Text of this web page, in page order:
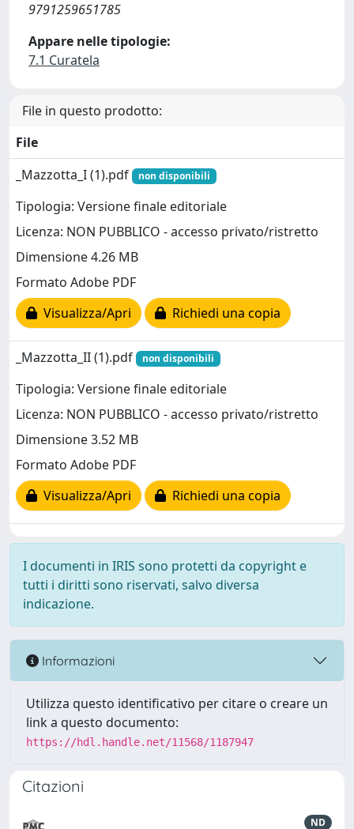
9791259651785
Appare nelle tipologie:
7.1 Curatela
File in questo prodotto:
File
_Mazzotta_I (1).pdf
non disponibili
Tipologia: Versione finale editoriale
Licenza: NON PUBBLICO - accesso privato/ristretto
Dimensione 4.26 MB
Formato Adobe PDF
Visualizza/Apri
Richiedi una copia
_Mazzotta_II (1).pdf non disponibili
Tipologia: Versione finale editoriale
Licenza: NON PUBBLICO - accesso privato/ristretto
Dimensione 3.52 MB
Formato Adobe PDF
Visualizza/Apri
Richiedi una copia
I documenti in IRIS sono protetti da copyright e
tutti i diritti sono riservati, salvo diversa
indicazione.
Informazioni
Utilizza questo identificativo per citare o creare un
link a questo documento:
https://hdl.handle.net/11568/1187947
Citazioni
ND